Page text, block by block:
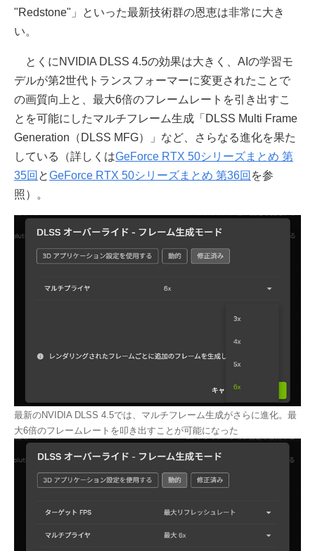
"Redstone"」といった最新技術群の恩恵は非常に大き
い。
とくにNVIDIA DLSS 4.5の効果は大きく、AIの学習モ
デルが第2世代トランスフォーマーに変更されたことで
の画質向上と、最大6倍のフレームレートを引き出すこ
とを可能にしたマルチフレーム生成「DLSS Multi Frame
Generation（DLSS MFG）」など、さらなる進化を果た
している（詳しくはGeForce RTX 50シリーズまとめ 第
35回 とGeForce RTX 50シリーズまとめ 第36回 を参
照）。
最新のNVIDIA DLSS 4.5では、マルチフレーム生成がさらに進化。最
大6倍のフレームレートを叩き出すことが可能になった